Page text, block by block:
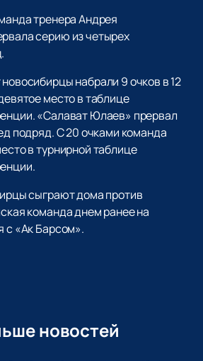
тренера Андрея
серию из четырех
набрали 9 очков в 12
место в таблице
«Салават Юлаев» прервал
подряд. С 20 очками команда
в турнирной таблице
сыграют дома против
команда днем ранее на
с «Ак Барсом».
новостей